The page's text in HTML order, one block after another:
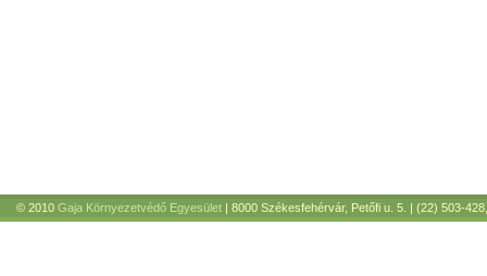
© 2010 Gaja Környezetvédő Egyesület | 8000 Székesfehérvár, Petőfi u. 5. | (22) 503-